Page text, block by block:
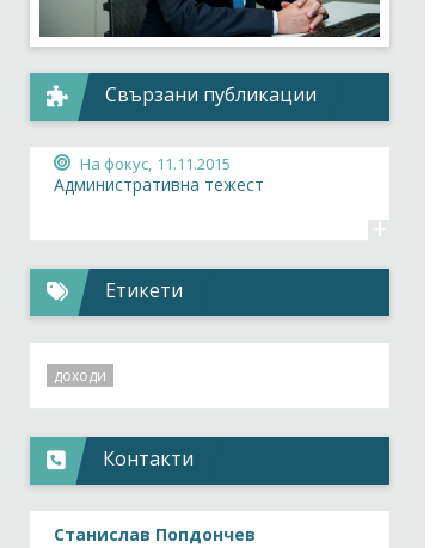
Свързани публикации
На фокус, 11.11.2015
Административна тежест
+
Етикети
доходи
Контакти
Станислав Попдончев